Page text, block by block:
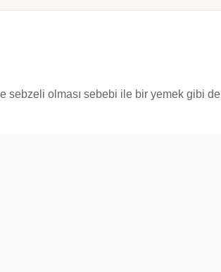
sebzeli olması sebebi ile bir yemek gibi de